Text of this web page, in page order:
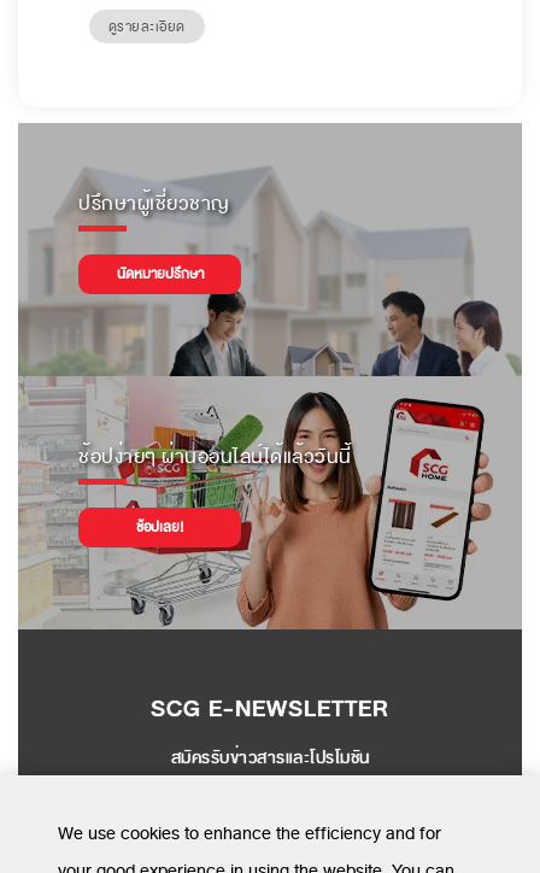
ดูรายละเอียด
ปรึกษาผู้เชี่ยวชาญ
นัดหมายปรึกษา
ช้อปง่ายๆ ผ่านออนไลน์ได้แล้ววันนี้
ช้อปเลย!
SCG E-NEWSLETTER
สมัครรับข่าวสารและโปรโมชัน
SEND
We use cookies to enhance the efficiency and for